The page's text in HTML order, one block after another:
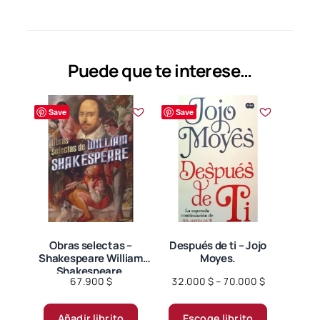
Puede que te interese…
Save
Obras selectas –
Shakespeare William
Shakespeare.
67.900 $
Save
Después de ti – Jojo
Moyes.
32.000 $– 70.000 $Price
32.000 $